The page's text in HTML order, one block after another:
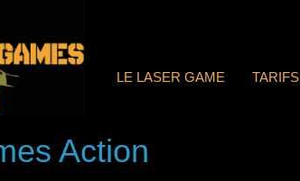
LE LASER GAME TARIFS
Action